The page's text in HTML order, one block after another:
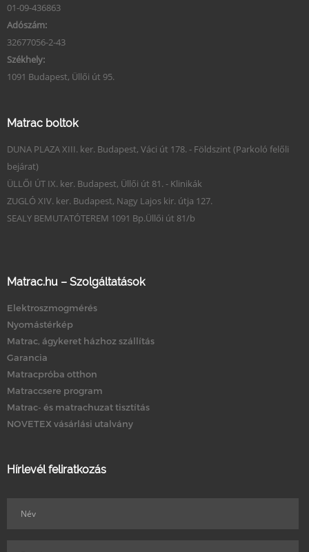
01-09-436863
Adószám:
32677056-2-43
Székhely:
1091 Budapest, Üllői út 95.
Matrac boltok
DUNA PLAZA XIII. ker. Budapest, Váci út 178. - Földszint (Parkoló felőli
bejárat)
ÜLLŐI ÚT IX. ker. Budapest, Üllői út 81. - Klinikák
ZUGLÓ XIV. ker. Budapest, Nagy Lajos kir. útja 127.
SEALY BEMUTATÓTEREM 1091 Bp.Üllői út 81/b
Matrac.hu – Szolgáltatások
Elektroszmogmérés
Nyomástérkép
Matrac, ágykeret házhoz szállítás
Garancia
Matracpróba otthon
Matraccsere program
Matrac- és matrachuzat tisztítás
NOVETEX vásárlási utalvány
Hírlevél feliratkozás